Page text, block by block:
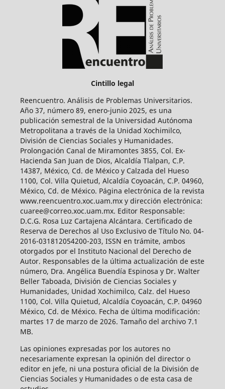
Cintillo legal
Reencuentro. Análisis de Problemas Universitarios.
Año 37, número 89, enero-junio 2025, es una
publicación semestral de la Universidad Autónoma
Metropolitana a través de la Unidad Xochimilco,
División de Ciencias Sociales y Humanidades.
Prolongación Canal de Miramontes 3855, Col. Ex-
Hacienda San Juan de Dios, Alcaldía Tlalpan, C.P.
14387, México, Cd. de México y Calzada del Hueso
1100, Col. Villa Quietud, Alcaldía Coyoacán, C.P. 04960,
México, Cd. de México. Página electrónica de la revista
www.reencuentro.xoc.uam.mx y dirección electrónica:
cuaree@correo.xoc.uam.mx. Editor Responsable:
D.C.G. Rosa Luz Cartajena Alcántara. Certificado de
Reserva de Derechos al Uso Exclusivo de Título No. 04-
2016-031812054200-203, ISSN en trámite, ambos
otorgados por el Instituto Nacional del Derecho de
Autor. Responsables de la última actualización de este
número, Dra. Angélica Buendía Espinosa y Dr. Walter
Beller Taboada, División de Ciencias Sociales y
Humanidades, Unidad Xochimilco, Calz. del Hueso
1100, Col. Villa Quietud, Alcaldía Coyoacán, C.P. 04960
México, Cd. de México. Fecha de última modificación:
martes 17 de marzo de 2026. Tamaño del archivo 7.1
MB.
Las opiniones expresadas por los autores no
necesariamente expresan la opinión del director o
editor en jefe, ni una postura oficial de la División de
Ciencias Sociales y Humanidades o de esta casa de